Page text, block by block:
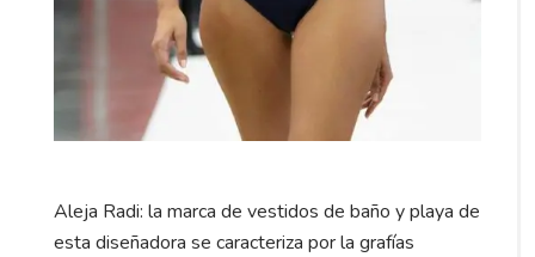
Aleja Radi: la marca de vestidos de baño y playa de
esta diseñadora se caracteriza por la grafías